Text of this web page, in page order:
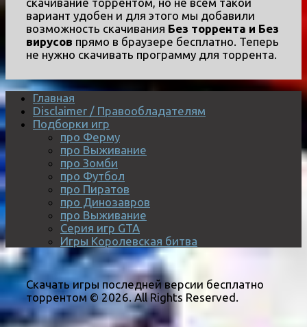
вариант удобен и для этого мы добавили
возможность скачивания Без торрента и Без
вирусов прямо в браузере бесплатно. Теперь
не нужно скачивать программу для торрента.
Главная
Disclaimer / Правообладателям
Подборки игр
про Ферму
про Выживание
про Зомби
про Футбол
про Пиратов
про Динозавров
про Выживание
Серия игр GTA
Игры Королевская битва
Скачать игры последней версии бесплатно
торрентом © 2026. All Rights Reserved.